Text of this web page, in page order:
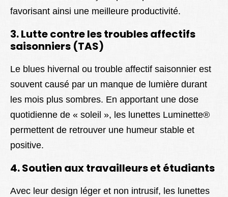
favorisant ainsi une meilleure productivité.
3. Lutte contre les troubles affectifs
saisonniers (TAS)
Le blues hivernal ou trouble affectif saisonnier est
souvent causé par un manque de lumière durant
les mois plus sombres. En apportant une dose
quotidienne de « soleil », les lunettes Luminette®
permettent de retrouver une humeur stable et
positive.
4. Soutien aux travailleurs et étudiants
Avec leur design léger et non intrusif, les lunettes